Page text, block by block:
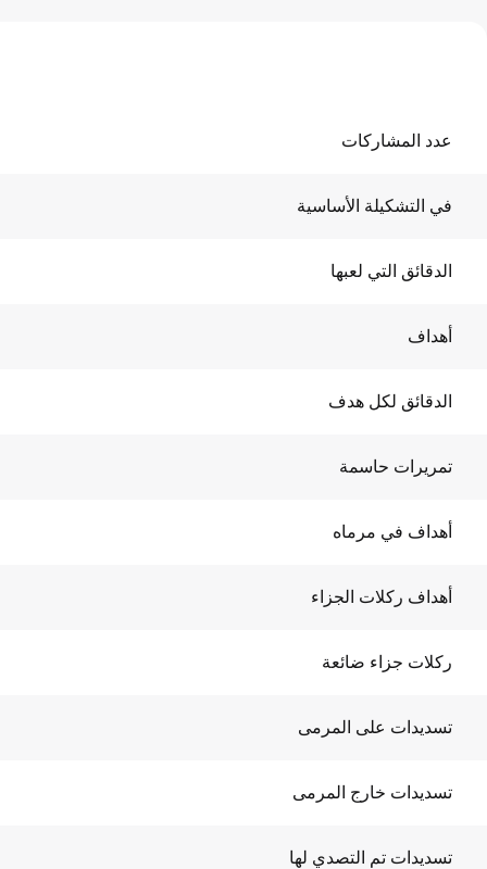
عدد المشاركات
في التشكيلة الأساسية
الدقائق التي لعبها
أهداف
الدقائق لكل هدف
تمريرات حاسمة
أهداف في مرماه
أهداف ركلات الجزاء
ركلات جزاء ضائعة
تسديدات على المرمى
تسديدات خارج المرمى
تسديدات تم التصدي لها